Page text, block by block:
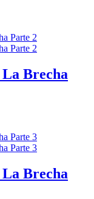
Brecha
Brecha